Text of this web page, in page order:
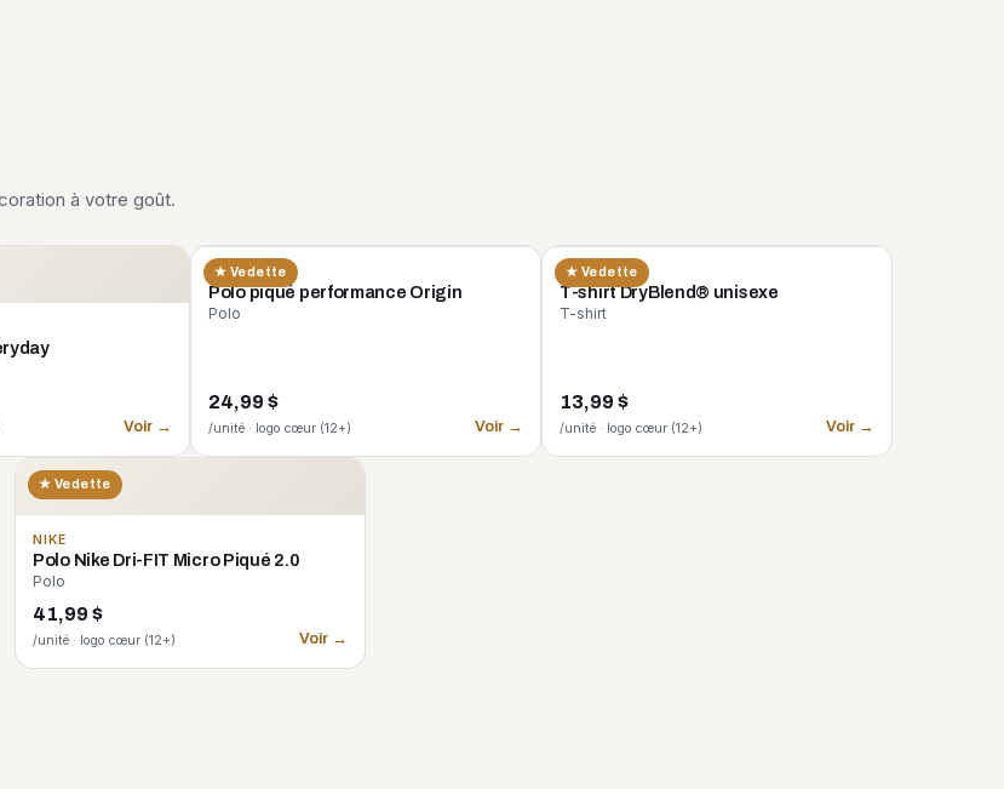
à votre goût.
Voir →
★ Vedette
CORE 365
Polo piqué performance Origin
Polo
24,99 $
/unité · logo cœur (12+) Voir →
★ Vedette
GILDAN
T-shirt DryBlend® unisexe
T-shirt
13,99 $
/unité · logo cœur (12+) Voir →
★ Vedette
NIKE
Polo Nike Dri-FIT Micro Piqué 2.0
Polo
41,99 $
/unité · logo cœur (12+) Voir →